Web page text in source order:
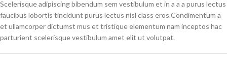
Scelerisque adipiscing bibendum sem vestibulum et in a a a purus lectus
faucibus lobortis tincidunt purus lectus nisl class eros.Condimentum a
et ullamcorper dictumst mus et tristique elementum nam inceptos hac
parturient scelerisque vestibulum amet elit ut volutpat.